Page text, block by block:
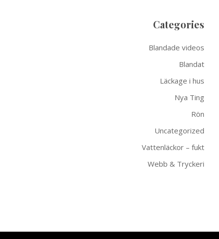
Categories
Blandade videos
Blandat
Läckage i hus
Nya Ting
Rön
Uncategorized
Vattenläckor – fukt
Webb & Tryckeri